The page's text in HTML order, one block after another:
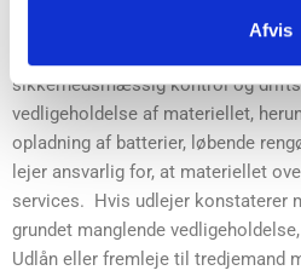
Afvis
sikkerhedsmæssig kontrol og
vedligeholdelse af materiellet,
opladning af batterier, løbende
lejer ansvarlig for, at materiellet
services. Hvis udlejer konstaterer
grundet manglende
Udlån eller fremleje til tredjemand